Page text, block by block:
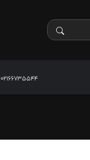
02166735544